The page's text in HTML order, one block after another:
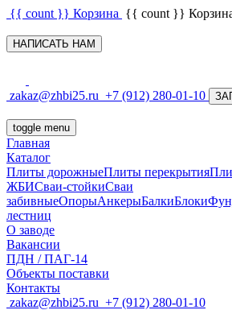
{{ count }} Корзина {{ count }}
НАПИСАТЬ НАМ
zakaz@zhbi25.ru +7 (912) 280-01-10
toggle menu
Главная
Каталог
Плиты дорожныеПлиты перекрытия
ЖБИСваи-стойкиСваи
забивныеОпорыАнкерыБалкиБлоки
лестниц
О заводе
Вакансии
ПДН / ПАГ-14
Объекты поставки
Контакты
zakaz@zhbi25.ru +7 (912) 280-01-10